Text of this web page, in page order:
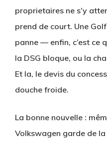
proprietaires ne s’y
prend de court. Une
panne — enfin, c’est ce
la DSG bloque, ou la
Et la, le devis du
douche froide.
La bonne nouvelle :
Volkswagen garde de